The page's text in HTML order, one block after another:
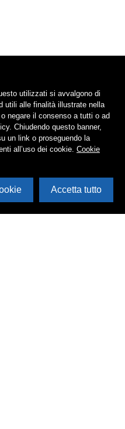
utilizzati si avvalgono di
utili alle finalità illustrate nella
negare il consenso a tutti o ad
Chiudendo questo banner,
un link o proseguendo la
all’uso dei cookie. Cookie
Accetta tutto